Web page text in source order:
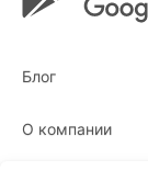
Блог
О компании